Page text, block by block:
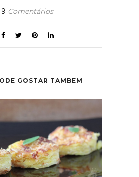
9 Comentários
GOSTAR TAMBÉM